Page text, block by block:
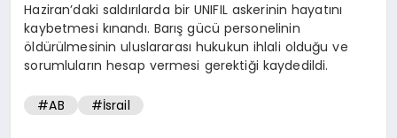
Haziran’daki saldırılarda bir UNIFIL askerinin hayatını
kaybetmesi kınandı. Barış gücü personelinin
öldürülmesinin uluslararası hukukun ihlali olduğu ve
sorumluların hesap vermesi gerektiği kaydedildi.
#AB #İsrail